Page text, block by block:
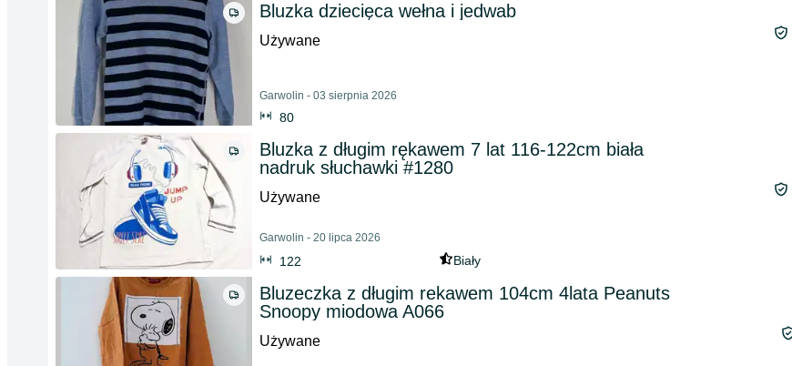
Bluzka dziecięca wełna i jedwab
Używane
Garwolin - 03 sierpnia 2026
80
Bluzka z długim rękawem 7 lat 116-122cm biała
nadruk słuchawki #1280
Używane
Garwolin - 20 lipca 2026
122 Biały
Bluzeczka z długim rekawem 104cm 4lata Peanuts
Snoopy miodowa A066
Używane